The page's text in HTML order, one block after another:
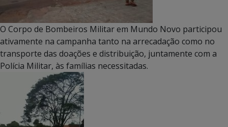
O Corpo de Bombeiros Militar em Mundo Novo participou
ativamente na campanha tanto na arrecadação como no
transporte das doações e distribuição, juntamente com a
Polícia Militar, às famílias necessitadas.